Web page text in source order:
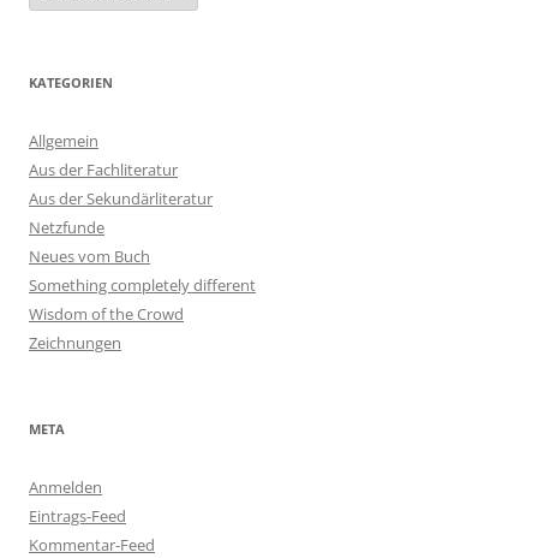
KATEGORIEN
Allgemein
Aus der Fachliteratur
Aus der Sekundärliteratur
Netzfunde
Neues vom Buch
Something completely different
Wisdom of the Crowd
Zeichnungen
META
Anmelden
Eintrags-Feed
Kommentar-Feed